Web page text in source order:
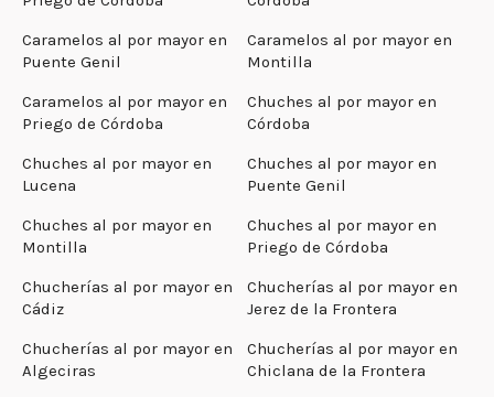
Caramelos al por mayor en
Puente Genil
Caramelos al por mayor en
Montilla
Caramelos al por mayor en
Priego de Córdoba
Chuches al por mayor en
Córdoba
Chuches al por mayor en
Lucena
Chuches al por mayor en
Puente Genil
Chuches al por mayor en
Montilla
Chuches al por mayor en
Priego de Córdoba
Chucherías al por mayor en
Cádiz
Chucherías al por mayor en
Jerez de la Frontera
Chucherías al por mayor en
Algeciras
Chucherías al por mayor en
Chiclana de la Frontera